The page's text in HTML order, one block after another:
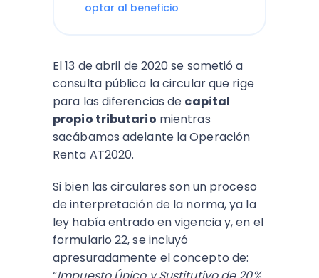
optar al beneficio
El 13 de abril de 2020 se sometió a
consulta pública la circular que rige
para las diferencias de capital
propio tributario mientras
sacábamos adelante la Operación
Renta AT2020.
Si bien las circulares son un proceso
de interpretación de la norma, ya la
ley había entrado en vigencia y, en el
formulario 22, se incluyó
apresuradamente el concepto de: